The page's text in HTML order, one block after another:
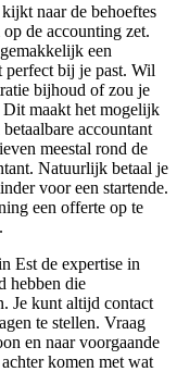
naar de behoeftes
de accounting zet.
een
perfect bij je past. Wil
bijhoud of zou je
maakt het mogelijk
accountant
meestal rond de
Natuurlijk betaal je
voor een startende.
een offerte op te
Est de expertise in
hebben die
Je kunt altijd contact
te stellen. Vraag
en naar voorgaande
komen met wat